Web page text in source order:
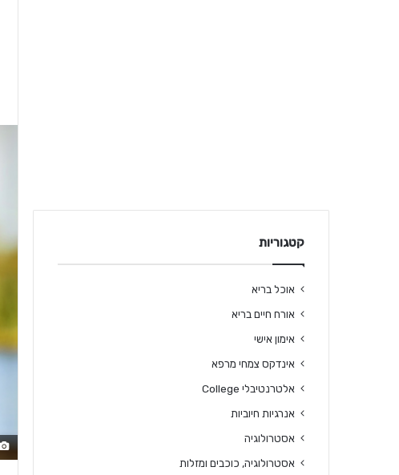
קטגוריות
אוכל בריא
אורח חיים בריא
אימון אישי
אינדקס צמחי מרפא
אלטרנטיבלי College
אנרגיות חיוביות
אסטרולוגיה
אסטרולוגיה, כוכבים ומזלות